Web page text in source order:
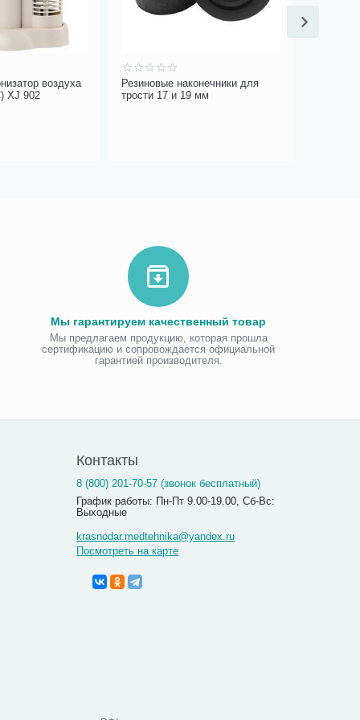
воздуха
(AIC) XJ 902
Резиновые наконечники для
трости 17 и 19 мм
Мы гарантируем качественный товар
Мы предлагаем продукцию, которая прошла
сертификацию и сопровождается официальной
гарантией производителя.
Контакты
8 (800) 201-70-57 (звонок бесплатный)
График работы: Пн-Пт 9.00-19.00, Сб-Вс:
Выходные
krasnodar.medtehnika@yandex.ru
Посмотреть на карте